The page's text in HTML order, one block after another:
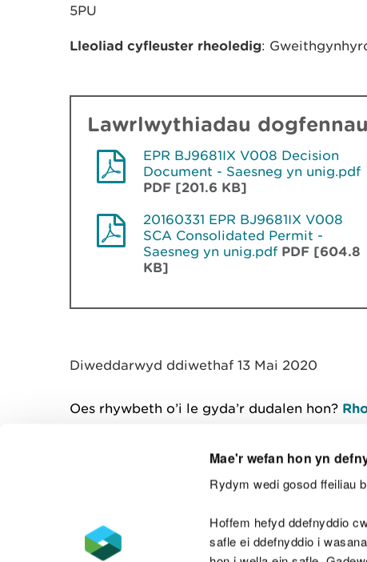
Mae'r wefan hon yn
Rydym wedi gosod ffeiliau
Hoffem hefyd ddefnyddio
safle ei ddefnyddio i
5PU
Lleoliad cyfleuster rheoledig:
Lawrlwythiadau
EPR BJ9681IX V008 Decision
Document - Saesneg yn unig.pdf
PDF [201.6 KB]
20160331 EPR BJ9681IX V008
SCA Consolidated Permit -
Saesneg yn unig.pdf PDF [604.8
KB]
Diweddarwyd ddiwethaf 13 Mai 2020
Oes rhywbeth o’i le gyda’r dudalen hon?